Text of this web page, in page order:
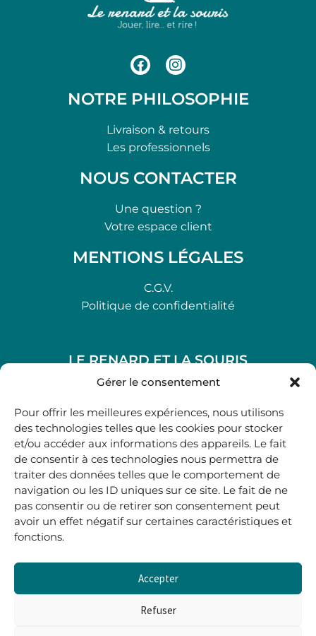
Gérer le consentement
Pour offrir les meilleures expériences, nous utilisons
des technologies telles que les cookies pour stocker
et/ou accéder aux informations des appareils. Le fait
de consentir à ces technologies nous permettra de
traiter des données telles que le comportement de
navigation ou les ID uniques sur ce site. Le fait de ne
pas consentir ou de retirer son consentement peut
avoir un effet négatif sur certaines caractéristiques et
fonctions.
Accepter
Refuser
NOTRE PHILOSOPHIE
Livraison & retours
Les professionnels
NOUS CONTACTER
Une question ?
Votre espace client
MENTIONS LÉGALES
C.G.V.
Politique de confidentialité
LE RENARD ET LA SOURIS
48, rue Maubec 33210 LANGON
05 40 41 37 18
.
MARDI AU SAMEDI
10H00-12H45 | 14H00 -19H00
boutique@lerenardetlasouris.com